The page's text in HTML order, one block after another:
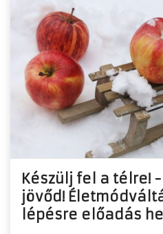
Készülj fel a télre!
jövőd!
lépésre előadás